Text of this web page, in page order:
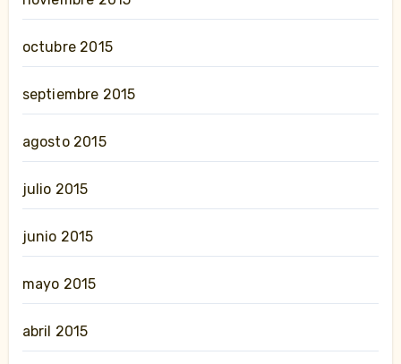
octubre 2015
septiembre 2015
agosto 2015
julio 2015
junio 2015
mayo 2015
abril 2015